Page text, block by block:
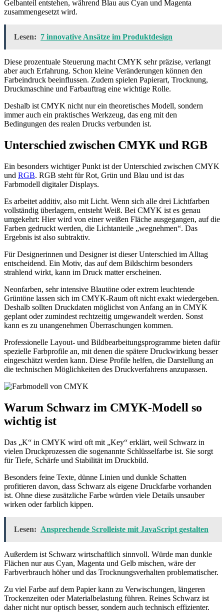
Gelbanteil entstehen, während Blau aus Cyan und Magenta
zusammengesetzt wird.
Lesen: 7 innovative Ansätze im Produktdesign
Diese prozentuale Steuerung macht CMYK sehr präzise, verlangt
aber auch Erfahrung. Schon kleine Veränderungen können den
Farbeindruck beeinflussen. Zudem spielen Papierart, Trocknung,
Druckmaschine und Farbauftrag eine wichtige Rolle.
Deshalb ist CMYK nicht nur ein theoretisches Modell, sondern
immer auch ein praktisches Werkzeug, das eng mit den
Bedingungen des realen Drucks verbunden ist.
Unterschied zwischen CMYK und RGB
Ein besonders wichtiger Punkt ist der Unterschied zwischen CMYK
und RGB. RGB steht für Rot, Grün und Blau und ist das
Farbmodell digitaler Displays.
Es arbeitet additiv, also mit Licht. Wenn sich alle drei Lichtfarben
vollständig überlagern, entsteht Weiß. Bei CMYK ist es genau
umgekehrt: Hier wird von einer weißen Fläche ausgegangen, auf die
Farben gedruckt werden, die Lichtanteile „wegnehmen“. Das
Ergebnis ist also subtraktiv.
Für Designerinnen und Designer ist dieser Unterschied im Alltag
entscheidend. Ein Motiv, das auf dem Bildschirm besonders
strahlend wirkt, kann im Druck matter erscheinen.
Neonfarben, sehr intensive Blautöne oder extrem leuchtende
Grüntöne lassen sich im CMYK-Raum oft nicht exakt wiedergeben.
Deshalb sollten Druckdaten möglichst von Anfang an in CMYK
geplant oder zumindest rechtzeitig umgewandelt werden. Sonst
kann es zu unangenehmen Überraschungen kommen.
Professionelle Layout- und Bildbearbeitungsprogramme bieten dafür
spezielle Farbprofile an, mit denen die spätere Druckwirkung besser
eingeschätzt werden kann. Diese Profile helfen, die Darstellung an
die technischen Möglichkeiten des Druckverfahrens anzupassen.
Warum Schwarz im CMYK-Modell so
wichtig ist
Das „K“ in CMYK wird oft mit „Key“ erklärt, weil Schwarz in
vielen Druckprozessen die sogenannte Schlüsselfarbe ist. Sie sorgt
für Tiefe, Schärfe und Stabilität im Druckbild.
Besonders feine Texte, dünne Linien und dunkle Schatten
profitieren davon, dass Schwarz als eigene Druckfarbe vorhanden
ist. Ohne diese zusätzliche Farbe würden viele Details unsauber
wirken oder farblich kippen.
Lesen: Ansprechende Scrolleiste mit JavaScript gestalten
Außerdem ist Schwarz wirtschaftlich sinnvoll. Würde man dunkle
Flächen nur aus Cyan, Magenta und Gelb mischen, wäre der
Farbverbrauch höher und das Trocknungsverhalten problematischer.
Zu viel Farbe auf dem Papier kann zu Verwischungen, längeren
Trockenzeiten oder Materialbelastung führen. Reines Schwarz ist
daher nicht nur optisch besser, sondern auch technisch effizienter.